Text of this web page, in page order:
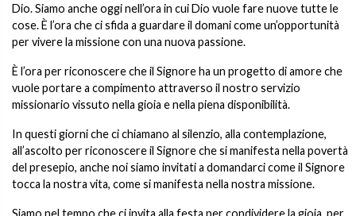
Dio. Siamo anche oggi nell’ora in cui Dio vuole fare nuove tutte le
cose. È l’ora che ci sfida a guardare il domani come un’opportunità
per vivere la missione con una nuova passione.
È l’ora per riconoscere che il Signore ha un progetto di amore che
vuole portare a compimento attraverso il nostro servizio
missionario vissuto nella gioia e nella piena disponibilità.
In questi giorni che ci chiamano al silenzio, alla contemplazione,
all’ascolto per riconoscere il Signore che si manifesta nella povertà
del presepio, anche noi siamo invitati a domandarci come il Signore
tocca la nostra vita, come si manifesta nella nostra missione.
Siamo nel tempo che ci invita alla festa per condividere la gioia, per